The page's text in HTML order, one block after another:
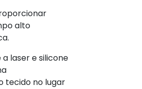
alto
laser e silicone
tecido no lugar